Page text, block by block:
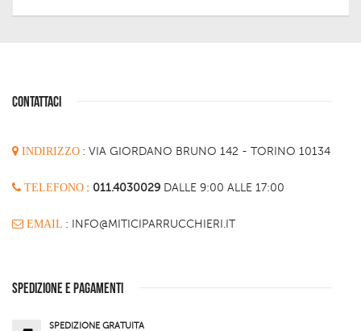
CONTATTACI
INDIRIZZO : VIA GIORDANO BRUNO 142 - TORINO 10134
TELEFONO : 011.4030029 DALLE 9:00 ALLE 17:00
EMAIL : INFO@MITICIPARRUCCHIERI.IT
SPEDIZIONE E PAGAMENTI
SPEDIZIONE GRATUITA